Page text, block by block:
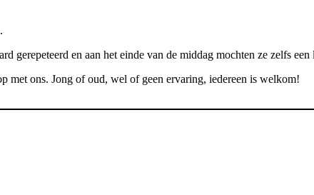
gerepeteerd en aan het einde van de middag mochten ze zelfs een
met ons. Jong of oud, wel of geen ervaring, iedereen is welkom!